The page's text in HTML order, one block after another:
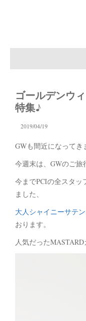
ゴールデンウ
特集♪
2019/04/19
GWも間近になってき
今週末は、GWのご旅
今までPCIの全スタッ
ました、
大人シャイニーサテ
おります。
人気だったMASTARD